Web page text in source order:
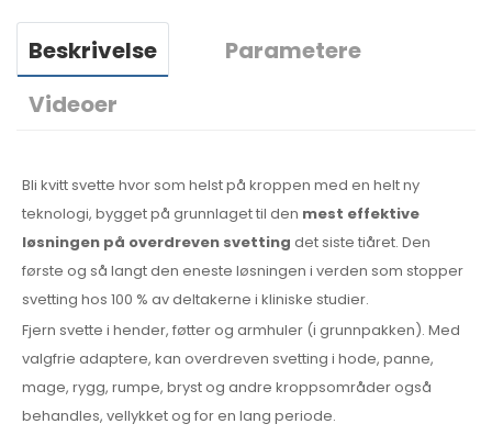
Beskrivelse
Parametere
Videoer
Bli kvitt svette hvor som helst på kroppen med en helt ny
teknologi, bygget på grunnlaget til den mest effektive
løsningen på overdreven svetting det siste tiåret. Den
første og så langt den eneste løsningen i verden som stopper
svetting hos 100 % av deltakerne i kliniske studier.
Fjern svette i hender, føtter og armhuler (i grunnpakken). Med
valgfrie adaptere, kan overdreven svetting i hode, panne,
mage, rygg, rumpe, bryst og andre kroppsområder også
behandles, vellykket og for en lang periode.